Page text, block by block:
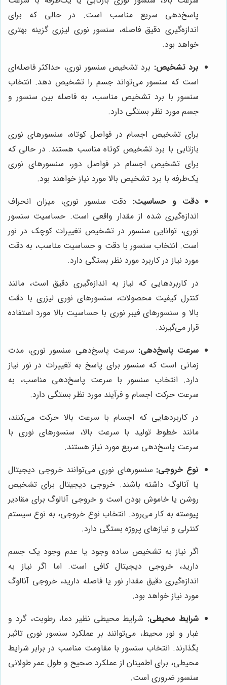
پاسخ‌دهی سریع مناسب است. در حالی که برای
اندازه‌گیری دقیق فاصله، سنسور نوری لیزری گزینه بهتری
خواهد بود.
برد تشخیص: برد تشخیص سنسور نوری، حداکثر فاصله‌ای
است که سنسور می‌تواند جسم را تشخیص دهد. انتخاب
سنسور با برد تشخیص مناسب، به فاصله بین سنسور و
جسم مورد نظر بستگی دارد.
برای تشخیص اجسام در فواصل کوتاه، سنسورهای نوری
بازتابی با برد تشخیص کوتاه مناسب هستند. در حالی که
برای تشخیص اجسام در فواصل دور، سنسورهای نوری
یک‌طرفه با برد تشخیص بالا مورد نیاز خواهند بود.
دقت و حساسیت: دقت سنسور نوری، میزان انحراف
اندازه‌گیری شده از مقدار واقعی است. حساسیت سنسور
نوری، توانایی سنسور در تشخیص تغییرات کوچک در نور
است. انتخاب سنسور با دقت و حساسیت مناسب، به دقت
مورد نیاز در کاربرد مورد نظر بستگی دارد.
در کاربردهایی که نیاز به اندازه‌گیری دقیق است، مانند
کنترل کیفیت محصولات، سنسورهای نوری لیزری با دقت
بالا و سنسورهای فیبر نوری با حساسیت بالا مورد استفاده
قرار می‌گیرند.
سرعت پاسخ‌دهی: سرعت پاسخ‌دهی سنسور نوری، مدت
زمانی است که سنسور برای پاسخ به تغییرات در نور نیاز
دارد. انتخاب سنسور با سرعت پاسخ‌دهی مناسب، به
سرعت حرکت اجسام و فرآیند مورد نظر بستگی دارد.
در کاربردهایی که اجسام با سرعت بالا حرکت می‌کنند،
مانند خطوط تولید با سرعت بالا، سنسورهای نوری با
سرعت پاسخ‌دهی سریع مورد نیاز هستند.
نوع خروجی: سنسورهای نوری می‌توانند خروجی دیجیتال
یا آنالوگ داشته باشند. خروجی دیجیتال برای تشخیص
روشن یا خاموش بودن است و خروجی آنالوگ برای مقادیر
پیوسته به کار می‌رود. انتخاب نوع خروجی، به نوع سیستم
کنترلی و نیازهای پروژه بستگی دارد.
اگر نیاز به تشخیص ساده وجود یا عدم وجود یک جسم
دارید، خروجی دیجیتال کافی است. اما اگر نیاز به
اندازه‌گیری دقیق مقدار نور یا فاصله دارید، خروجی آنالوگ
مورد نیاز خواهد بود.
شرایط محیطی: شرایط محیطی نظیر دما، رطوبت، گرد و
غبار و نور محیط، می‌توانند بر عملکرد سنسور نوری تاثیر
بگذارند. انتخاب سنسور با مقاومت مناسب در برابر شرایط
محیطی، برای اطمینان از عملکرد صحیح و طول عمر طولانی
سنسور ضروری است.